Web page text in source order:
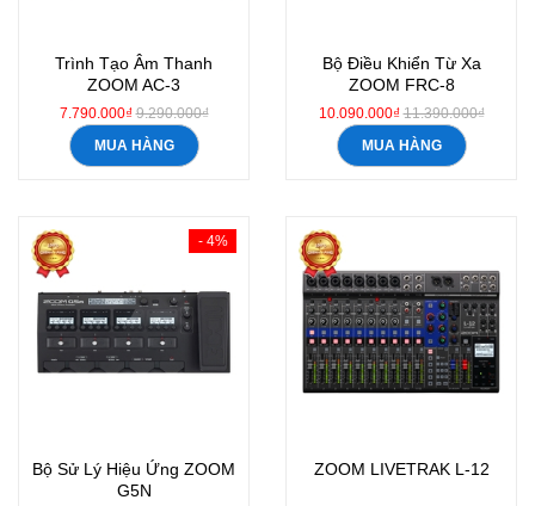
Trình Tạo Âm Thanh
ZOOM AC-3
7.790.000₫9.290.000₫
MUA HÀNG
Bộ Điều Khiển Từ Xa
ZOOM FRC-8
10.090.000₫11.390.000₫
MUA HÀNG
- 4%
Bộ Sử Lý Hiệu Ứng ZOOM
G5N
ZOOM LIVETRAK L‑12